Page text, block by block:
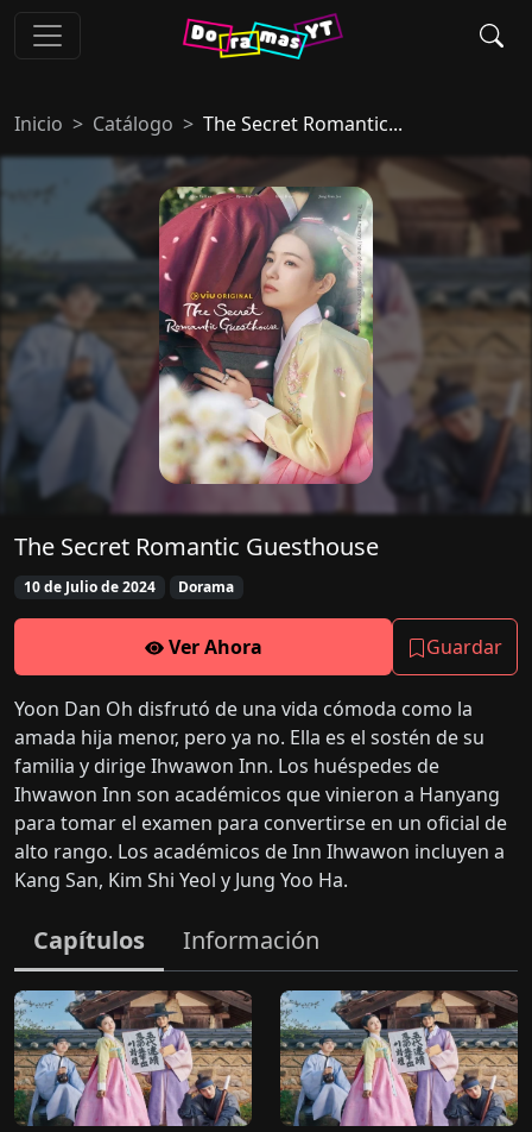
Inicio Catálogo The Secret Romantic...
The Secret Romantic Guesthouse
10 de Julio de 2024 Dorama
Ver Ahora Guardar
Yoon Dan Oh disfrutó de una vida cómoda como la
amada hija menor, pero ya no. Ella es el sostén de su
familia y dirige Ihwawon Inn. Los huéspedes de
Ihwawon Inn son académicos que vinieron a Hanyang
para tomar el examen para convertirse en un oficial de
alto rango. Los académicos de Inn Ihwawon incluyen a
Kang San, Kim Shi Yeol y Jung Yoo Ha.
Capítulos Información